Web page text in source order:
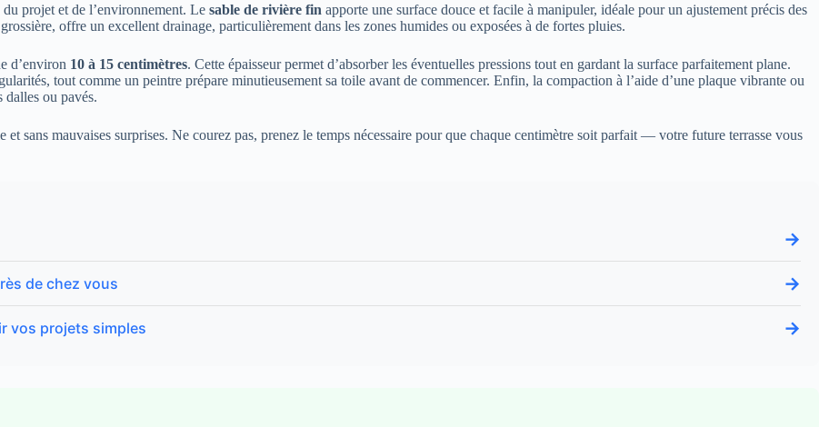
projet et de l’environnement. Le sable de rivière fin apporte une surface douce et facile à manipuler, idéale pour un ajustement précis des
offre un excellent drainage, particulièrement dans les zones humides ou exposées à de fortes pluies.
d’environ 10 à 15 centimètres. Cette épaisseur permet d’absorber les éventuelles pressions tout en gardant la surface parfaitement plane.
tout comme un peintre prépare minutieusement sa toile avant de commencer. Enfin, la compaction à l’aide d’une plaque vibrante ou
dalles ou pavés.
et sans mauvaises surprises. Ne courez pas, prenez le temps nécessaire pour que chaque centimètre soit parfait — votre future terrasse vous
→
de chez vous →
vos projets simples →